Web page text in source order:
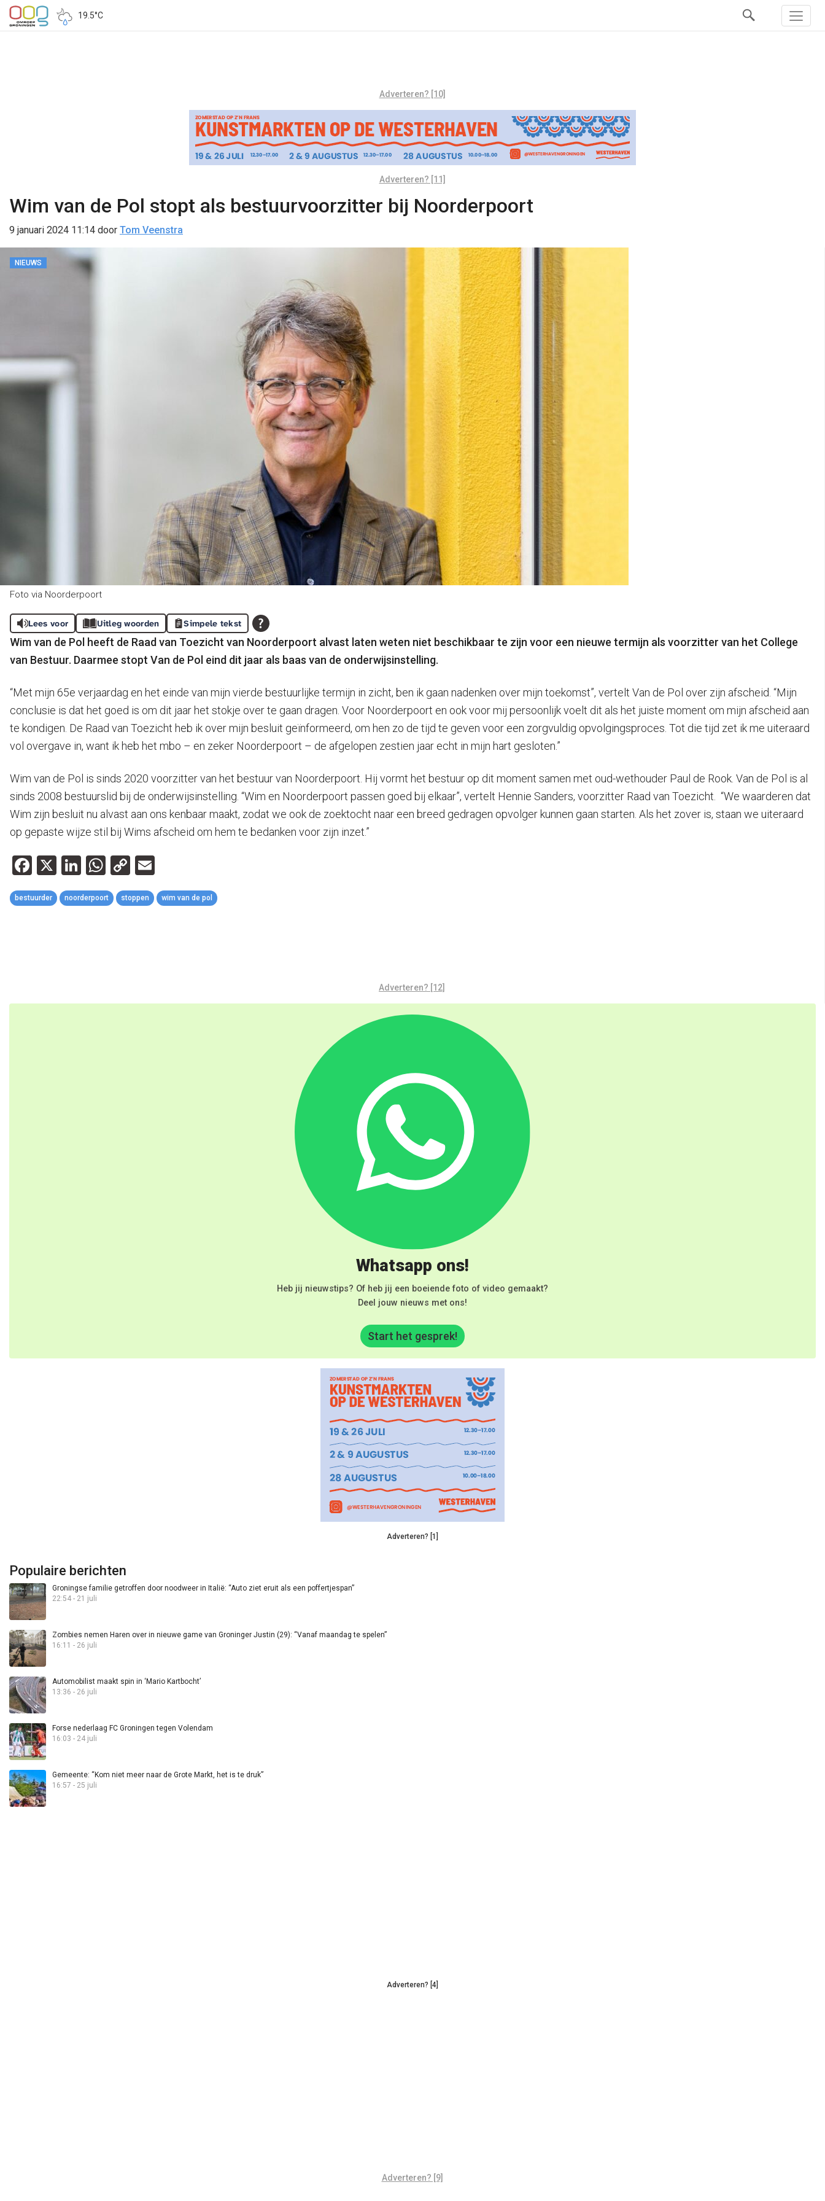
19.5°C
Adverteren? [10]
Adverteren? [11]
Wim van de Pol stopt als bestuurvoorzitter bij Noorderpoort
9 januari 2024 11:14 door Tom Veenstra
NIEUWS
Foto via Noorderpoort
Lees voor Uitleg woorden Simpele tekst
Wim van de Pol heeft de Raad van Toezicht van Noorderpoort alvast laten weten niet beschikbaar te zijn voor een nieuwe termijn als voorzitter van het College
van Bestuur. Daarmee stopt Van de Pol eind dit jaar als baas van de onderwijsinstelling.
“Met mijn 65e verjaardag en het einde van mijn vierde bestuurlijke termijn in zicht, ben ik gaan nadenken over mijn toekomst”, vertelt Van de Pol over zijn afscheid. “Mijn
conclusie is dat het goed is om dit jaar het stokje over te gaan dragen. Voor Noorderpoort en ook voor mij persoonlijk voelt dit als het juiste moment om mijn afscheid aan
te kondigen. De Raad van Toezicht heb ik over mijn besluit geïnformeerd, om hen zo de tijd te geven voor een zorgvuldig opvolgingsproces. Tot die tijd zet ik me uiteraard
vol overgave in, want ik heb het mbo – en zeker Noorderpoort – de afgelopen zestien jaar echt in mijn hart gesloten.”
Wim van de Pol is sinds 2020 voorzitter van het bestuur van Noorderpoort. Hij vormt het bestuur op dit moment samen met oud-wethouder Paul de Rook. Van de Pol is al
sinds 2008 bestuurslid bij de onderwijsinstelling. “Wim en Noorderpoort passen goed bij elkaar”, vertelt Hennie Sanders, voorzitter Raad van Toezicht. “We waarderen dat
Wim zijn besluit nu alvast aan ons kenbaar maakt, zodat we ook de zoektocht naar een breed gedragen opvolger kunnen gaan starten. Als het zover is, staan we uiteraard
op gepaste wijze stil bij Wims afscheid om hem te bedanken voor zijn inzet.”
Facebook
X LinkedIn
WhatsApp
Copy
Link
bestuurder noorderpoort stoppen wim van de pol
Adverteren? [12]
Whatsapp ons!
Heb jij nieuwstips? Of heb jij een boeiende foto of video gemaakt?
Deel jouw nieuws met ons!
Start het gesprek!
Adverteren? [1]
Populaire berichten
Groningse familie getroffen door noodweer in Italië: “Auto ziet eruit als een poffertjespan”
22:54 - 21 juli
Zombies nemen Haren over in nieuwe game van Groninger Justin (29): “Vanaf maandag te spelen”
16:11 - 26 juli
Automobilist maakt spin in ‘Mario Kartbocht’
13:36 - 26 juli
Forse nederlaag FC Groningen tegen Volendam
16:03 - 24 juli
Gemeente: “Kom niet meer naar de Grote Markt, het is te druk”
16:57 - 25 juli
Adverteren? [4]
Adverteren? [9]